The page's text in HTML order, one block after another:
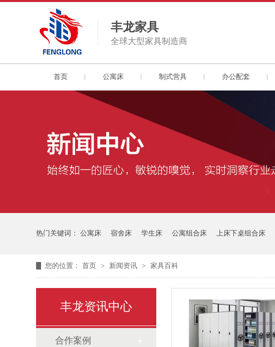
丰龙家具
全球大型家具制造商
首页 公寓床 制式营具 办公配套
热门关键词： 公寓床 宿舍床 学生床 公寓组合床 上床下桌组合床
您的位置： 首页 > 新闻资讯 > 家具百科
丰龙资讯中心
合作案例